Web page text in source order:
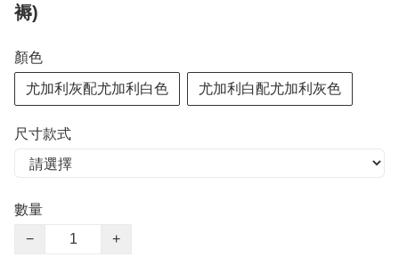
褥)
顏色
尤加利灰配尤加利白色 尤加利白配尤加利灰色
尺寸款式
數量
−
+